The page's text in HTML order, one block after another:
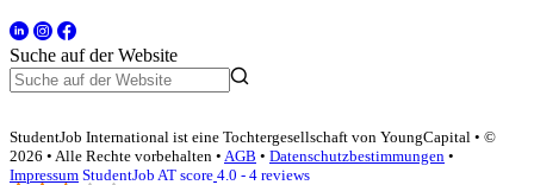
Suche auf der Website
StudentJob International ist eine Tochtergesellschaft von YoungCapital • ©
2026 • Alle Rechte vorbehalten • AGB • Datenschutzbestimmungen •
Impressum StudentJob AT score 4.0 - 4 reviews